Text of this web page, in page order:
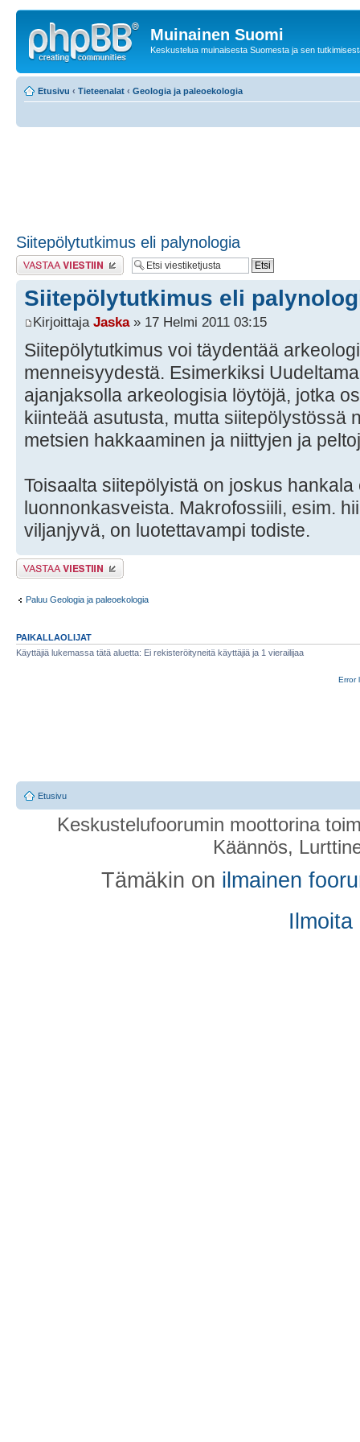
Muinainen Suomi
Keskustelua muinaisesta Suomesta ja sen
Etusivu ‹ Tieteenalat ‹ Geologia ja paleoekologia
Siitepölytutkimus eli palynologia
Lähetä vastaus
Siitepölytutkimus eli
Kirjoittaja Jaska» 17 Helmi 2011 03:15
Siitepölytutkimus voi täydentää
menneisyydestä. Esimerkiksi
ajanjaksolla arkeologisia löytöjä, jotka
kiinteää asutusta, mutta siitepölystössä
metsien hakkaaminen ja niittyjen ja
Toisaalta siitepölyistä on joskus
luonnonkasveista. Makrofossiili, esim.
viljanjyvä, on luotettavampi todiste.
Lähetä vastaus
Paluu Geologia ja paleoekologia
PAIKALLAOLIJAT
Käyttäjiä lukemassa tätä aluetta: Ei rekisteröityneitä käyttäjiä ja 1 vierailijaa
Error
Etusivu
Keskustelufoorumin moottorina
Käännös,
Tämäkin on ilmainen